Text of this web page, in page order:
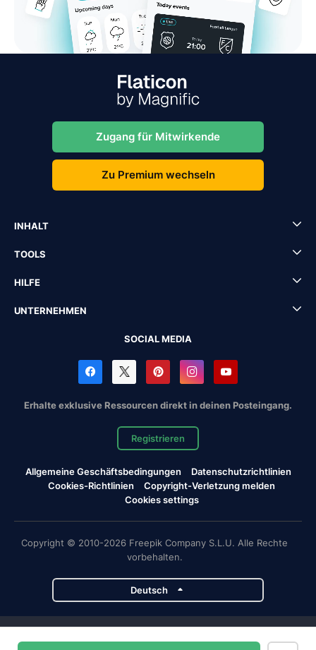
Zugang für Mitwirkende
Zu Premium wechseln
INHALT
TOOLS
HILFE
UNTERNEHMEN
SOCIAL MEDIA
Erhalte exklusive Ressourcen direkt in deinen Posteingang.
Registrieren
Allgemeine Geschäftsbedingungen
Datenschutzrichtlinien
Cookies-Richtlinien
Copyright-Verletzung melden
Cookies settings
Copyright © 2010-2026 Freepik Company S.L.U. Alle Rechte
vorbehalten.
Deutsch